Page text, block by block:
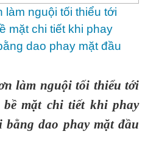
nguội tối thiểu tới
mặt chi tiết khi phay
dao phay mặt đầu
làm nguội tối thiểu tới
mặt chi tiết khi phay
dao phay mặt đầu